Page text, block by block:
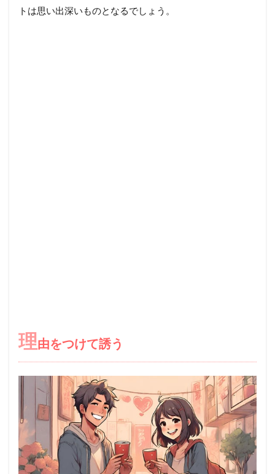
トは思い出深いものとなるでしょう。
理由をつけて誘う